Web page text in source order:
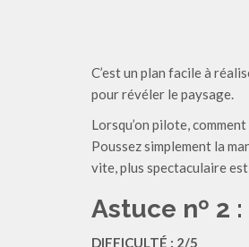
C’est un plan facile à
pour révéler le paysage.
Lorsqu’on pilote,
Poussez simplement la
vite, plus spectaculaire
Astuce nº 2
DIFFICULTÉ : 2/5